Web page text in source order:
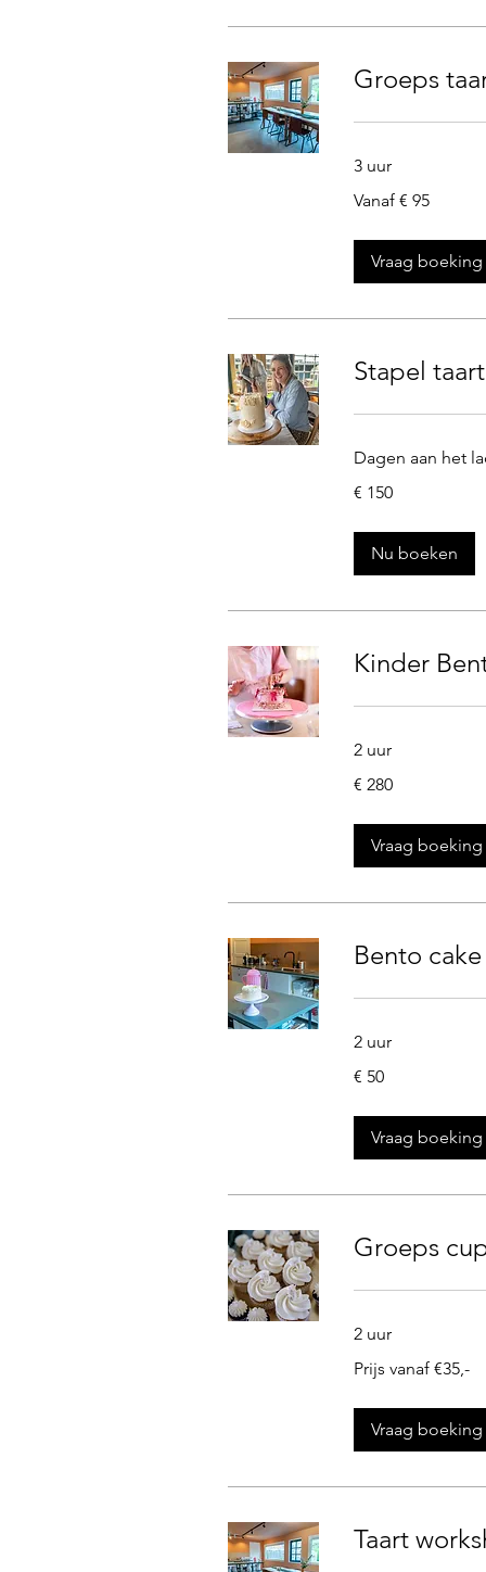
Groeps
3 uur
95
Vanaf € 95
Vraag boeking
Stapel
Dagen aan het
euro
€ 150
Nu boeken
Kinder
2 uur
euro
€ 280
Vraag boeking
Bento
2 uur
euro
€ 50
Vraag boeking
Groeps
2 uur
vanaf
€35,-
Prijs vanaf €35,-
Vraag boeking
Taart